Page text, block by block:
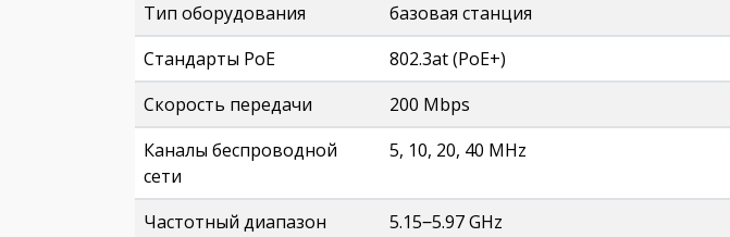
Тип оборудования
базовая станция
Стандарты PoE
802.3at (PoE+)
Скорость передачи
200 Mbps
Каналы беспроводной
сети
5, 10, 20, 40 MHz
Частотный диапазон
5.15‒5.97 GHz